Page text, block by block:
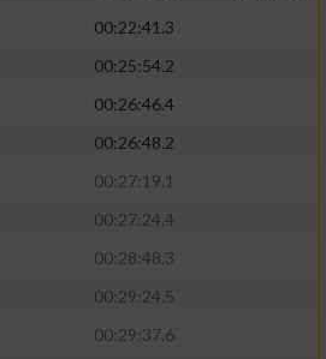
00:22:41.3
00:25:54.2
00:26:46.4
00:26:48.2
00:27:19.1
00:27:24.4
00:28:48.3
00:29:24.5
00:29:37.6